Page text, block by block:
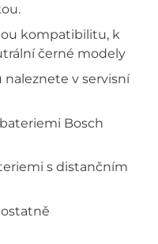
kompatibilitu, k
černé modely
naleznete v servisní
Bosch
s distančním